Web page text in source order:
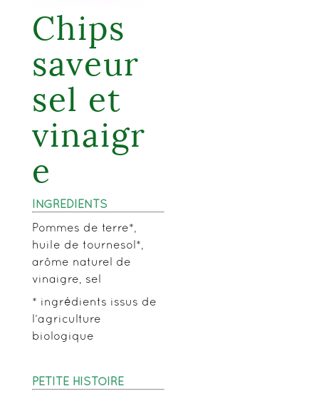
Chips
saveur
sel et
vinaigr
e
INGRÉDIENTS
Pommes de terre*,
huile de tournesol*,
arôme naturel de
vinaigre, sel
* ingrédients issus de
l’agriculture
biologique
PETITE HISTOIRE